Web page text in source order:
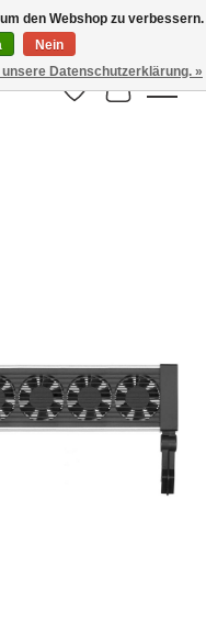
Wunschzettel
Ihr
den Webshop zu verbessern.
Nein
Datenschutzerklärung. »